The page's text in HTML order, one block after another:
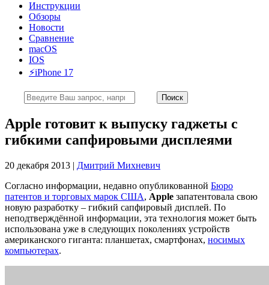
Инструкции
Обзоры
Новости
Сравнение
macOS
IOS
⚡️iPhone 17
Apple готовит к выпуску гаджеты с
гибкими сапфировыми дисплеями
20 декабря 2013 | Дмитрий Михневич
Согласно информации, недавно опубликованной Бюро
патентов и торговых марок США, Apple запатентовала свою
новую разработку – гибкий сапфировый дисплей. По
неподтверждённой информации, эта технология может быть
использована уже в следующих поколениях устройств
американского гиганта: планшетах, смартфонах, носимых
компьютерах.